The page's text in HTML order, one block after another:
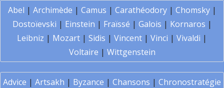
Abel | Archimède | Camus | Carathéodory| Chomsky|
Dostoïevski | Einstein | Fraïssé | Galois | Kornaros |
Leibniz | Mozart | Sidis | Vincent | Vinci | Vivaldi |
Voltaire | Wittgenstein
Advice | Artsakh | Byzance | Chansons | Chronostratégie